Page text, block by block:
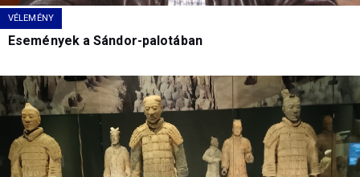
VÉLEMÉNY
Események a Sándor-palotában